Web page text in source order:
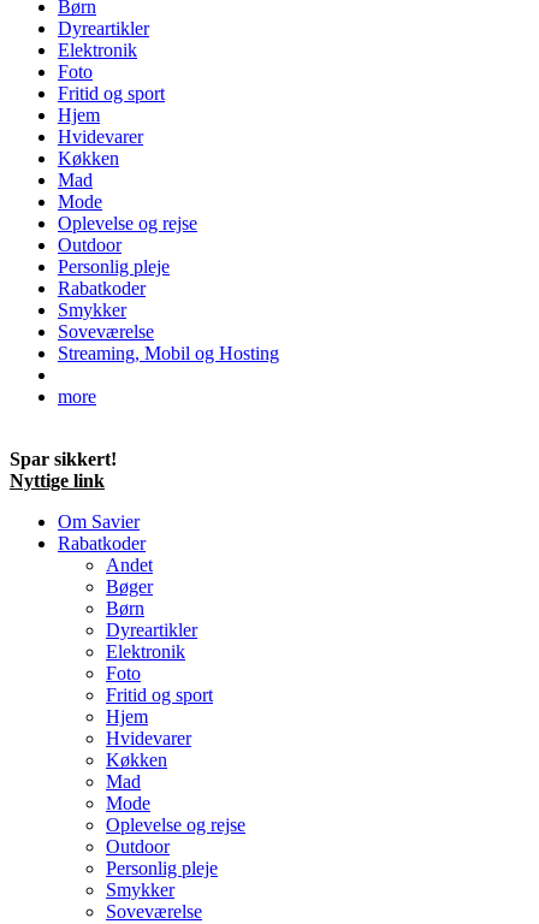
Børn
Dyreartikler
Elektronik
Foto
Fritid og sport
Hjem
Hvidevarer
Køkken
Mad
Mode
Oplevelse og rejse
Outdoor
Personlig pleje
Rabatkoder
Smykker
Soveværelse
Streaming, Mobil og Hosting
more
Spar sikkert!
Nyttige link
Om Savier
Rabatkoder
Andet
Bøger
Børn
Dyreartikler
Elektronik
Foto
Fritid og sport
Hjem
Hvidevarer
Køkken
Mad
Mode
Oplevelse og rejse
Outdoor
Personlig pleje
Smykker
Soveværelse